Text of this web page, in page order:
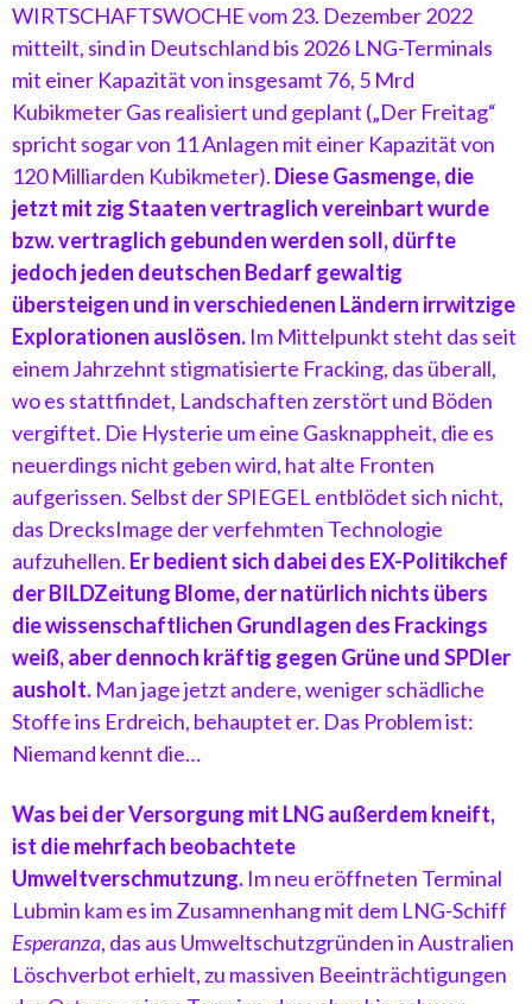
WIRTSCHAFTSWOCHE vom 23. Dezember 2022
mitteilt, sind in Deutschland bis 2026 LNG-Terminals
mit einer Kapazität von insgesamt 76, 5 Mrd
Kubikmeter Gas realisiert und geplant („Der Freitag“
spricht sogar von 11 Anlagen mit einer Kapazität von
120 Milliarden Kubikmeter). Diese Gasmenge, die
jetzt mit zig Staaten vertraglich vereinbart wurde
bzw. vertraglich gebunden werden soll, dürfte
jedoch jeden deutschen Bedarf gewaltig
übersteigen und in verschiedenen Ländern irrwitzige
Explorationen auslösen. Im Mittelpunkt steht das seit
einem Jahrzehnt stigmatisierte Fracking, das überall,
wo es stattfindet, Landschaften zerstört und Böden
vergiftet. Die Hysterie um eine Gasknappheit, die es
neuerdings nicht geben wird, hat alte Fronten
aufgerissen. Selbst der SPIEGEL entblödet sich nicht,
das DrecksImage der verfehmten Technologie
aufzuhellen. Er bedient sich dabei des EX-Politikchef
der BILDZeitung Blome, der natürlich nichts übers
die wissenschaftlichen Grundlagen des Frackings
weiß, aber dennoch kräftig gegen Grüne und SPDler
ausholt. Man jage jetzt andere, weniger schädliche
Stoffe ins Erdreich, behauptet er. Das Problem ist:
Niemand kennt die…
Was bei der Versorgung mit LNG außerdem kneift,
ist die mehrfach beobachtete
Umweltverschmutzung. Im neu eröffneten Terminal
Lubmin kam es im Zusamnenhang mit dem LNG-Schiff
Esperanza, das aus Umweltschutzgründen in Australien
Löschverbot erhielt, zu massiven Beeinträchtigungen